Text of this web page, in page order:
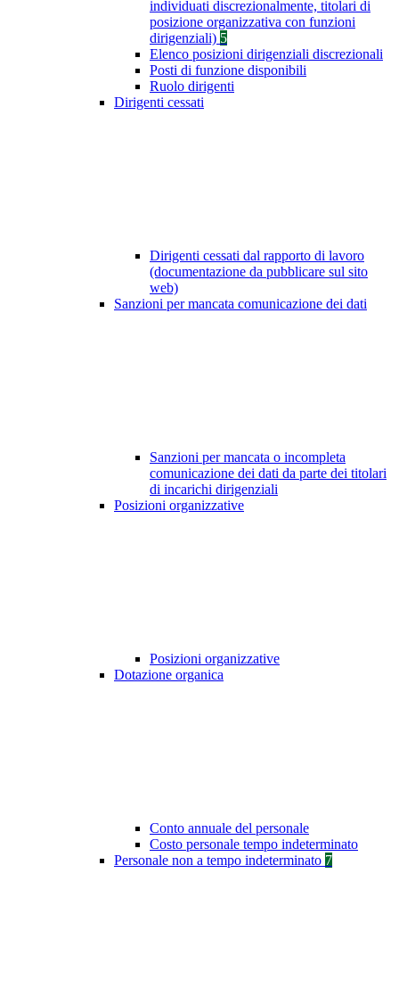
individuati discrezionalmente, titolari di
posizione organizzativa con funzioni
dirigenziali) 5
Elenco posizioni dirigenziali discrezionali
Posti di funzione disponibili
Ruolo dirigenti
Dirigenti cessati
Dirigenti cessati dal rapporto di lavoro
(documentazione da pubblicare sul sito
web)
Sanzioni per mancata comunicazione dei dati
Sanzioni per mancata o incompleta
comunicazione dei dati da parte dei titolari
di incarichi dirigenziali
Posizioni organizzative
Posizioni organizzative
Dotazione organica
Conto annuale del personale
Costo personale tempo indeterminato
Personale non a tempo indeterminato 7